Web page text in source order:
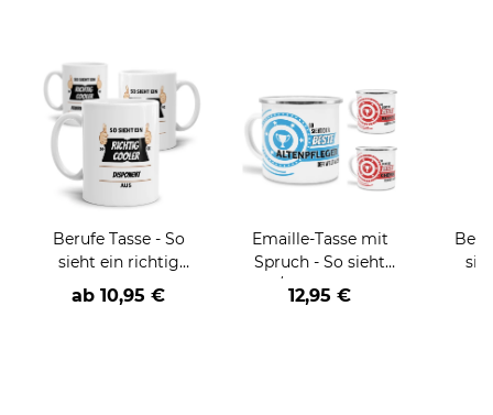
Berufe Tasse - So
sieht ein richtig
cooler -BERUF- aus
ab 10,95 €
Emaille-Tasse mit
Spruch - So sieht
der/die beste - Ihr
Beruf - aus
12,95 €